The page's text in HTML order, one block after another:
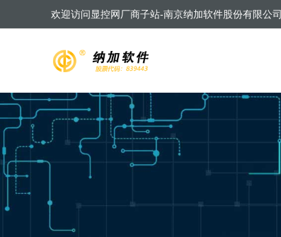
欢迎访问显控网厂商子站-南京纳加软件股份有限公司